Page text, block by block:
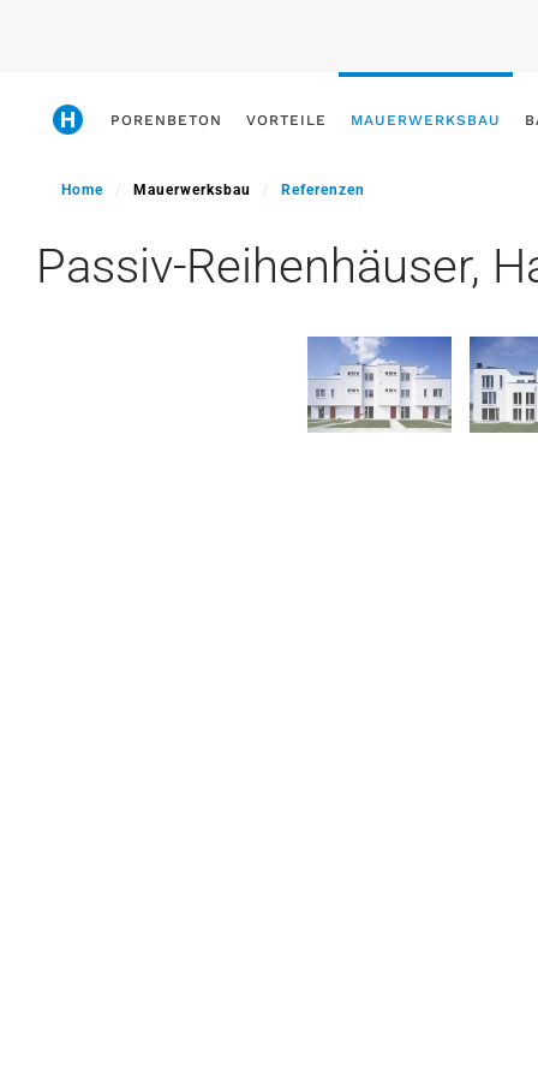
main
content
PORENBETON VORTEILE MAUERWERKSBAU
Home Mauerwerksbau Referenzen
Passiv-Reihenhäuser,